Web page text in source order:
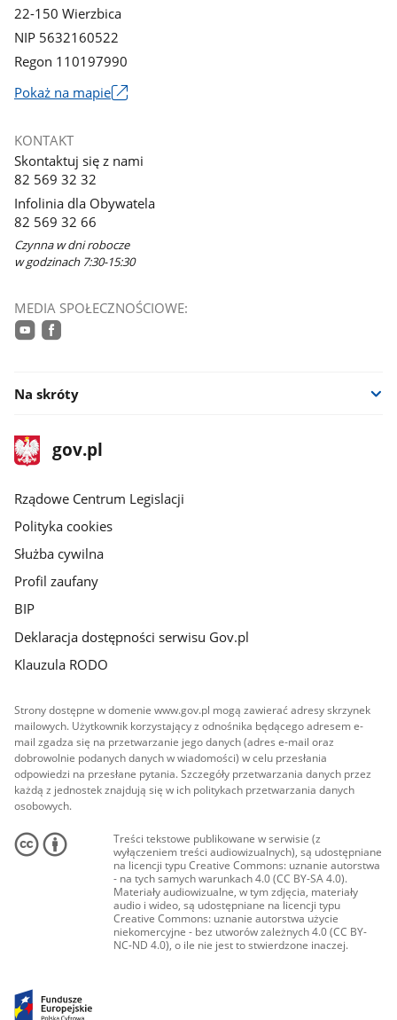
22-150 Wierzbica
NIP 5632160522
Regon 110197990
Pokaż na mapieLink
nowym
KONTAKT
Skontaktuj się z nami
82 569 32 32
Infolinia dla Obywatela
82 569 32 66
Czynna w dni robocze
w godzinach 7:30-15:30
MEDIA SPOŁECZNOŚCIOWE:
Na skróty
stopka
gov.plStrona
gov.pl
Rządowe Centrum Legislacji
Polityka cookies
Służba cywilna
Profil zaufany
BIP
Deklaracja dostępności serwisu Gov.pl
Klauzula RODO
Strony dostępne w domenie www.gov.pl mogą zawierać adresy skrzynek
mailowych. Użytkownik korzystający z odnośnika będącego adresem e-
mail zgadza się na przetwarzanie jego danych (adres e-mail oraz
dobrowolnie podanych danych w wiadomości) w celu przesłania
odpowiedzi na przesłane pytania. Szczegóły przetwarzania danych przez
każdą z jednostek znajdują się w ich politykach przetwarzania danych
osobowych.
Treści tekstowe publikowane w serwisie (z
wyłączeniem treści audiowizualnych), są udostępniane
na licencji typu Creative Commons: uznanie autorstwa
- na tych samych warunkach 4.0 (CC BY-SA 4.0).
Materiały audiowizualne, w tym zdjęcia, materiały
audio i wideo, są udostępniane na licencji typu
Creative Commons: uznanie autorstwa użycie
niekomercyjne - bez utworów zależnych 4.0 (CC BY-
NC-ND 4.0), o ile nie jest to stwierdzone inaczej.